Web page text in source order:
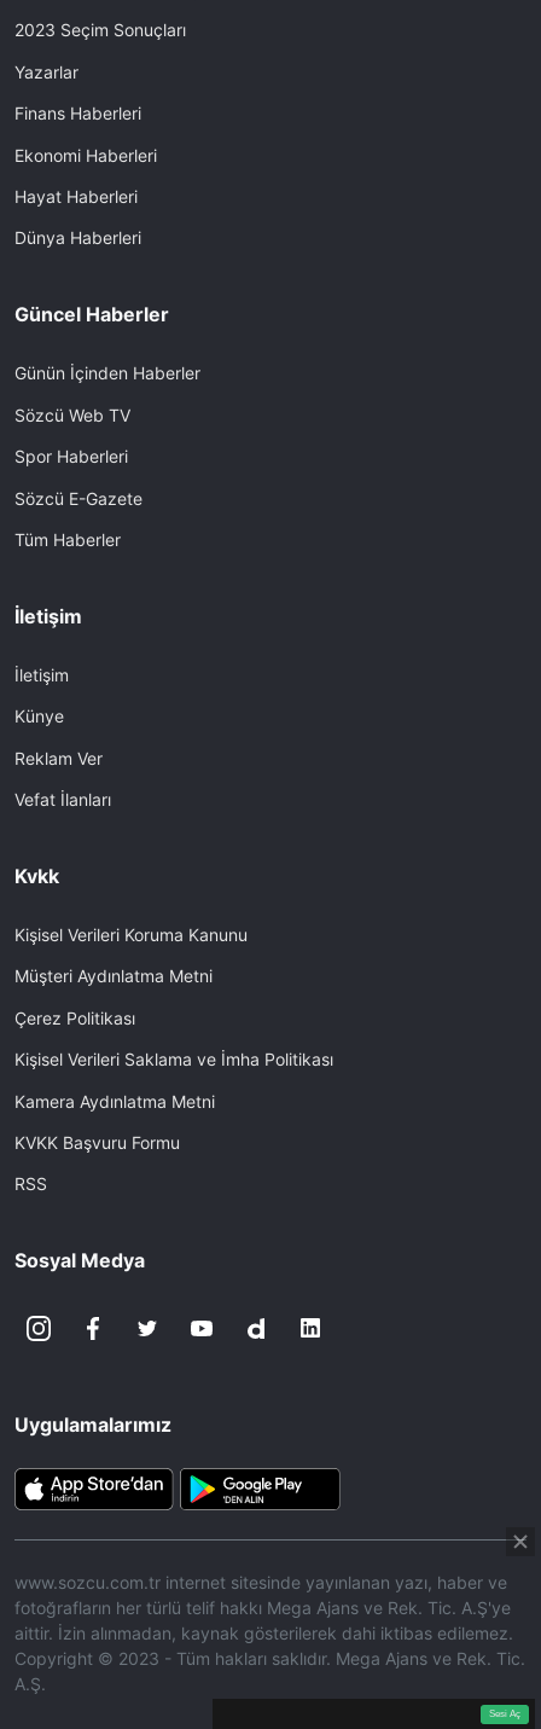
Aç
7.91%
Sesi Aç
2023 Seçim Sonuçları
Yazarlar
Finans Haberleri
Ekonomi Haberleri
Hayat Haberleri
Dünya Haberleri
Güncel Haberler
Günün İçinden Haberler
Sözcü Web TV
Spor Haberleri
Sözcü E-Gazete
Tüm Haberler
İletişim
İletişim
Künye
Reklam Ver
Vefat İlanları
Kvkk
Kişisel Verileri Koruma Kanunu
Müşteri Aydınlatma Metni
Çerez Politikası
Kişisel Verileri Saklama ve İmha Politikası
Kamera Aydınlatma Metni
KVKK Başvuru Formu
RSS
Sosyal Medya
Uygulamalarımız
www.sozcu.com.tr internet sitesinde yayınlanan yazı, haber ve
fotoğrafların her türlü telif hakkı Mega Ajans ve Rek. Tic. A.Ş'ye
aittir. İzin alınmadan, kaynak gösterilerek dahi iktibas edilemez.
Copyright © 2023 - Tüm hakları saklıdır. Mega Ajans ve Rek. Tic.
A.Ş.